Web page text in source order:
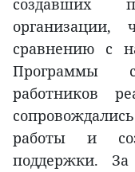
создавших
сравнению с
Программы
работников
работы и
поддержки.